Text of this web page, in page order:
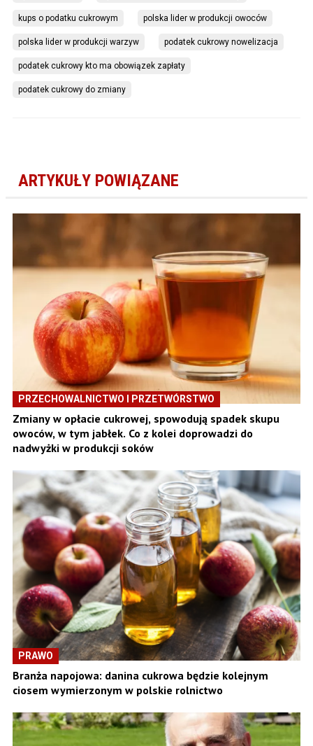
kups o podatku cukrowym polska lider w produkcji owoców
polska lider w produkcji warzyw podatek cukrowy nowelizacja
podatek cukrowy kto ma obowiązek zapłaty
podatek cukrowy do zmiany
ARTYKUŁY POWIĄZANE
PRZECHOWALNICTWO I PRZETWÓRSTWO
Zmiany w opłacie cukrowej, spowodują spadek skupu
owoców, w tym jabłek. Co z kolei doprowadzi do
nadwyżki w produkcji soków
PRAWO
Branża napojowa: danina cukrowa będzie kolejnym
ciosem wymierzonym w polskie rolnictwo